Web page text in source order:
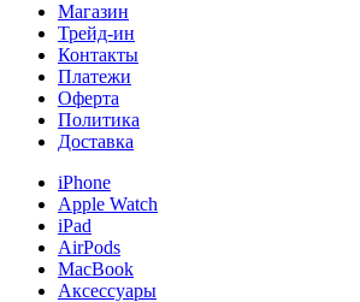
Магазин
Трейд-ин
Контакты
Платежи
Оферта
Политика
Доставка
iPhone
Apple Watch
iPad
AirPods
MacBook
Аксессуары